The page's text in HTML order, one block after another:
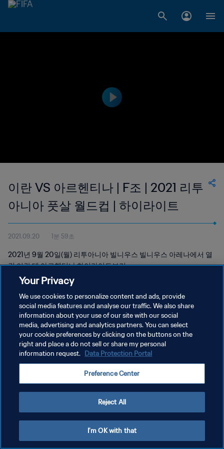
이란 VS 아르헨티나 | F조 | 2021 리투
아니아 풋살 월드컵 | 하이라이트
2021.09.20 1분 59초
2021년 9월 20일(월) 리투아니아 빌니우스 빌니우스 아레나에서 열
린 이란 대 아르헨티나 하이라이트보기
개인정보 보호정책
서비스 약관
쿠키 기본 설정 관리
Your Privacy
We use cookies to personalize content and ads, provide
social media features and analyse our traffic. We also share
information about your use of our site with our social
media, advertising and analytics partners. You can select
your cookie preferences by clicking on the buttons on the
right and place a do not sell or share my personal
information request. Data Protection Portal
Preference Center
Reject All
I'm OK with that